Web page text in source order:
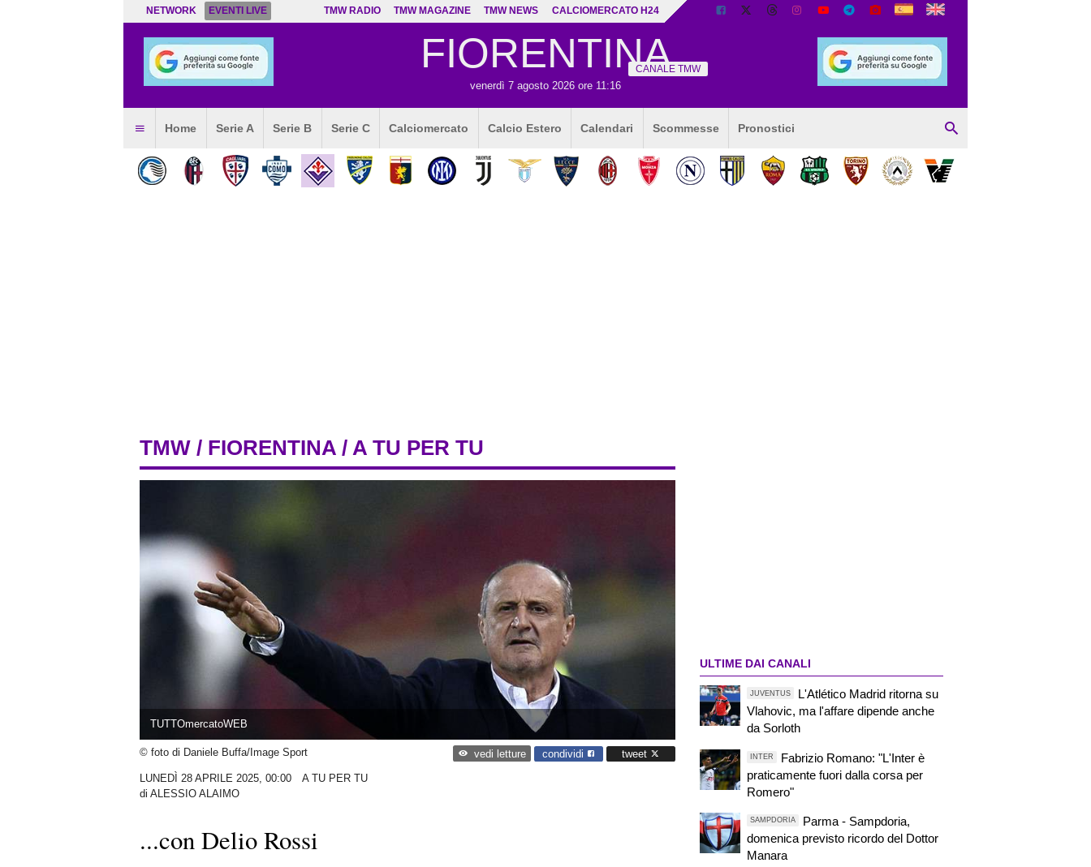
NETWORK EVENTI LIVE TMW RADIO TMW MAGAZINE TMW NEWS CALCIOMERCATO H24
FIORENTINA
venerdì 7 agosto 2026 ore 11:16
CANALE TMW
Home Serie A Serie B Serie C Calciomercato Calcio Estero Calendari Scommesse Pronostici
TMW / FIORENTINA / A TU PER TU
TUTTOmercatoWEB
© foto di Daniele Buffa/Image Sport vedi letture condividi tweet
LUNEDÌ 28 APRILE 2025, 00:00
A TU PER TU
di ALESSIO ALAIMO
...con Delio Rossi
ULTIME DAI CANALI
JUVENTUS
L'Atlético Madrid ritorna su
Vlahovic, ma l'affare dipende anche
da Sorloth
INTER
Fabrizio Romano: "L'Inter è
praticamente fuori dalla corsa per
Romero"
SAMPDORIA
Parma - Sampdoria,
domenica previsto ricordo del Dottor
Manara